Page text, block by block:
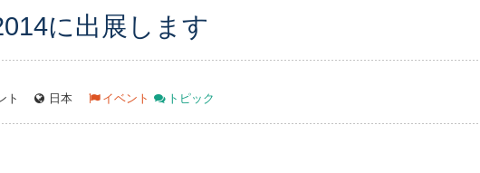
に出展します
ト 日本 イベント トピック